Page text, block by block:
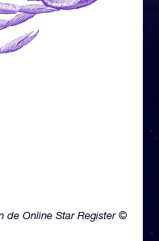
de Online Star Register ©